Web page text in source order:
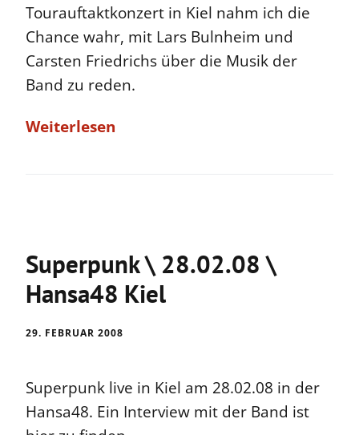
Tourauftaktkonzert in Kiel nahm ich die
Chance wahr, mit Lars Bulnheim und
Carsten Friedrichs über die Musik der
Band zu reden.
Weiterlesen
Superpunk \ 28.02.08 \
Hansa48 Kiel
29. FEBRUAR 2008
Superpunk live in Kiel am 28.02.08 in der
Hansa48. Ein Interview mit der Band ist